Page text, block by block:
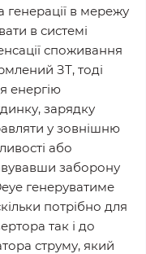
генерації в мережу
в системі
споживання
ЗТ, тоді
енергію
зарядку
у зовнішню
або
заборону
генеруватиме
потрібно для
так і до
струму, який